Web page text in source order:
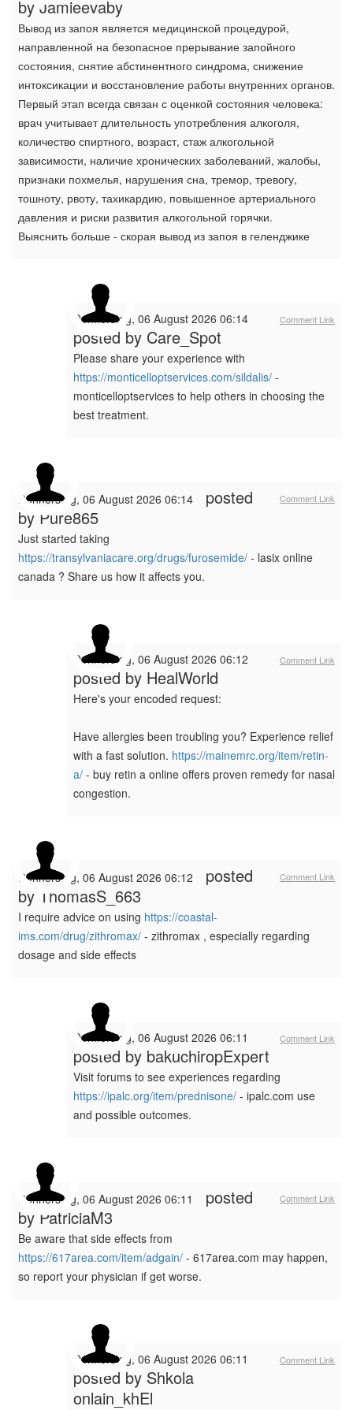
by Jamieevaby
Вывод из запоя является медицинской процедурой,
направленной на безопасное прерывание запойного
состояния, снятие абстинентного синдрома, снижение
интоксикации и восстановление работы внутренних органов.
Первый этап всегда связан с оценкой состояния человека:
врач учитывает длительность употребления алкоголя,
количество спиртного, возраст, стаж алкогольной
зависимости, наличие хронических заболеваний, жалобы,
признаки похмелья, нарушения сна, тремор, тревогу,
тошноту, рвоту, тахикардию, повышенное артериального
давления и риски развития алкогольной горячки.
Выяснить больше - скорая вывод из запоя в геленджике
Comment Link
Donnerstag, 06 August 2026 06:14
posted by Care_Spot
Please share your experience with
https://monticelloptservices.com/sildalis/ -
monticelloptservices to help others in choosing the
best treatment.
Comment Link
Donnerstag, 06 August 2026 06:14
posted
by Pure865
Just started taking
https://transylvaniacare.org/drugs/furosemide/ - lasix online
canada ? Share us how it affects you.
Comment Link
Donnerstag, 06 August 2026 06:12
posted by HealWorld
Here's your encoded request:
Have allergies been troubling you? Experience relief
with a fast solution. https://mainemrc.org/item/retin-
a/ - buy retin a online offers proven remedy for nasal
congestion.
Comment Link
Donnerstag, 06 August 2026 06:12
posted
by ThomasS_663
I require advice on using https://coastal-
ims.com/drug/zithromax/ - zithromax , especially regarding
dosage and side effects
Comment Link
Donnerstag, 06 August 2026 06:11
posted by bakuchiropExpert
Visit forums to see experiences regarding
https://ipalc.org/item/prednisone/ - ipalc.com use
and possible outcomes.
Comment Link
Donnerstag, 06 August 2026 06:11
posted
by PatriciaM3
Be aware that side effects from
https://617area.com/item/adgain/ - 617area.com may happen,
so report your physician if get worse.
Comment Link
Donnerstag, 06 August 2026 06:11
posted by Shkola
onlain_khEl